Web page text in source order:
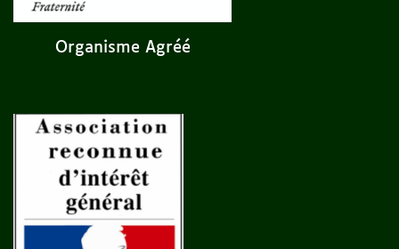
Organisme Agréé